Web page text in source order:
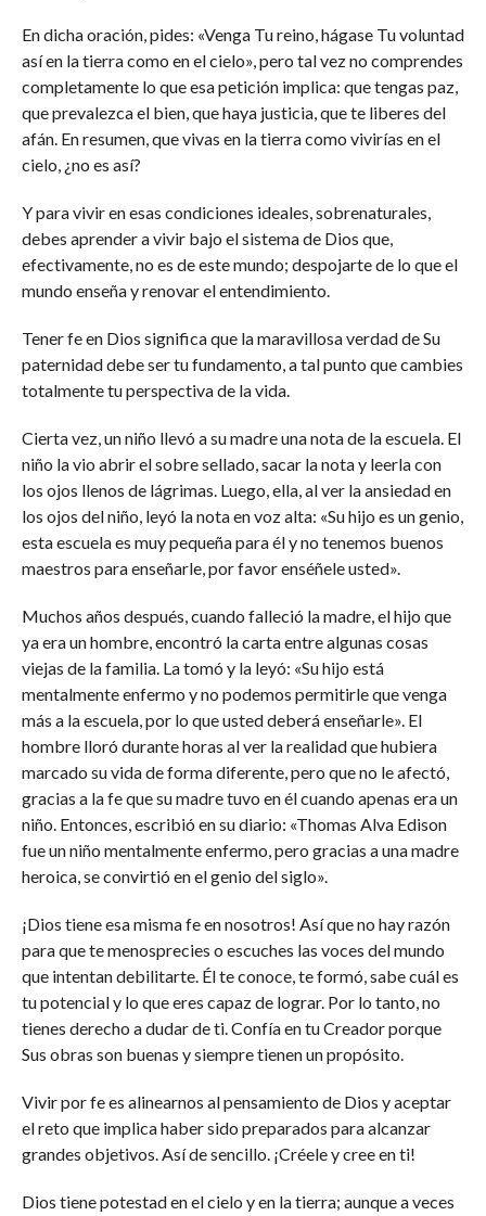
En dicha oración, pides: «Venga Tu reino, hágase Tu voluntad
así en la tierra como en el cielo», pero tal vez no comprendes
completamente lo que esa petición implica: que tengas paz,
que prevalezca el bien, que haya justicia, que te liberes del
afán. En resumen, que vivas en la tierra como vivirías en el
cielo, ¿no es así?
Y para vivir en esas condiciones ideales, sobrenaturales,
debes aprender a vivir bajo el sistema de Dios que,
efectivamente, no es de este mundo; despojarte de lo que el
mundo enseña y renovar el entendimiento.
Tener fe en Dios significa que la maravillosa verdad de Su
paternidad debe ser tu fundamento, a tal punto que cambies
totalmente tu perspectiva de la vida.
Cierta vez, un niño llevó a su madre una nota de la escuela. El
niño la vio abrir el sobre sellado, sacar la nota y leerla con
los ojos llenos de lágrimas. Luego, ella, al ver la ansiedad en
los ojos del niño, leyó la nota en voz alta: «Su hijo es un genio,
esta escuela es muy pequeña para él y no tenemos buenos
maestros para enseñarle, por favor enséñele usted».
Muchos años después, cuando falleció la madre, el hijo que
ya era un hombre, encontró la carta entre algunas cosas
viejas de la familia. La tomó y la leyó: «Su hijo está
mentalmente enfermo y no podemos permitirle que venga
más a la escuela, por lo que usted deberá enseñarle». El
hombre lloró durante horas al ver la realidad que hubiera
marcado su vida de forma diferente, pero que no le afectó,
gracias a la fe que su madre tuvo en él cuando apenas era un
niño. Entonces, escribió en su diario: «Thomas Alva Edison
fue un niño mentalmente enfermo, pero gracias a una madre
heroica, se convirtió en el genio del siglo».
¡Dios tiene esa misma fe en nosotros! Así que no hay razón
para que te menosprecies o escuches las voces del mundo
que intentan debilitarte. Él te conoce, te formó, sabe cuál es
tu potencial y lo que eres capaz de lograr. Por lo tanto, no
tienes derecho a dudar de ti. Confía en tu Creador porque
Sus obras son buenas y siempre tienen un propósito.
Vivir por fe es alinearnos al pensamiento de Dios y aceptar
el reto que implica haber sido preparados para alcanzar
grandes objetivos. Así de sencillo. ¡Créele y cree en ti!
Dios tiene potestad en el cielo y en la tierra; aunque a veces